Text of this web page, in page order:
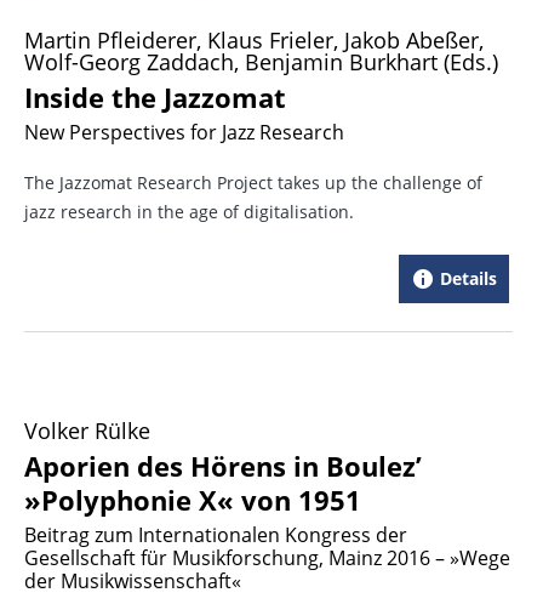
Martin Pfleiderer, Klaus Frieler, Jakob Abeßer,
Wolf-Georg Zaddach, Benjamin Burkhart (Eds.)
Inside the Jazzomat
New Perspectives for Jazz Research
The Jazzomat Research Project takes up the challenge of
jazz research in the age of digitalisation.
Details
Volker Rülke
Aporien des Hörens in Boulez’
»Polyphonie X« von 1951
Beitrag zum Internationalen Kongress der
Gesellschaft für Musikforschung, Mainz 2016 – »Wege
der Musikwissenschaft«